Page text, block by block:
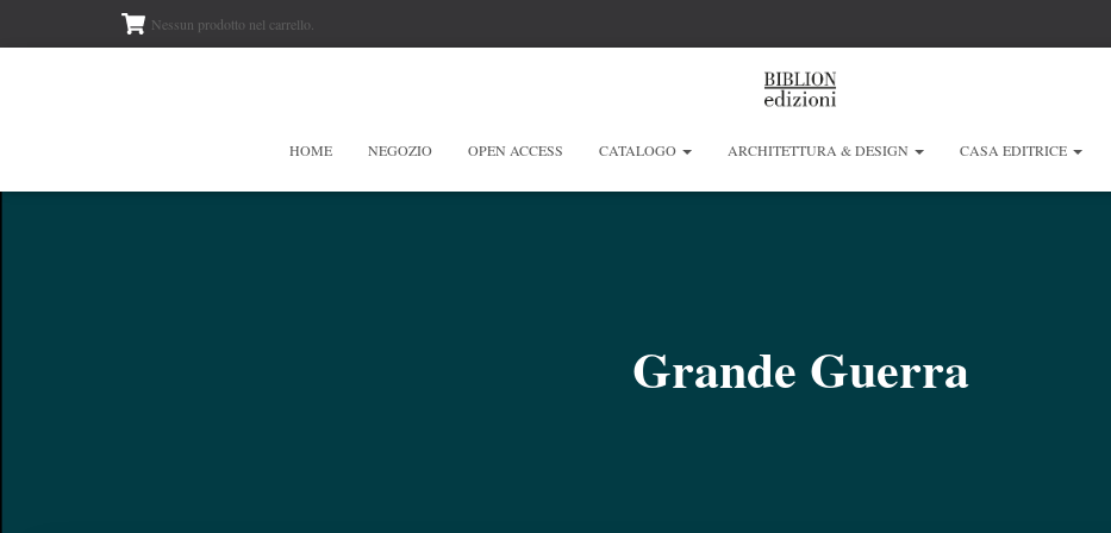
Nessun prodotto nel carrello.
HOME NEGOZIO OPEN ACCESS CATALOGO ARCHITETTURA & DESIGN CASA EDITRICE
Grande Guerra